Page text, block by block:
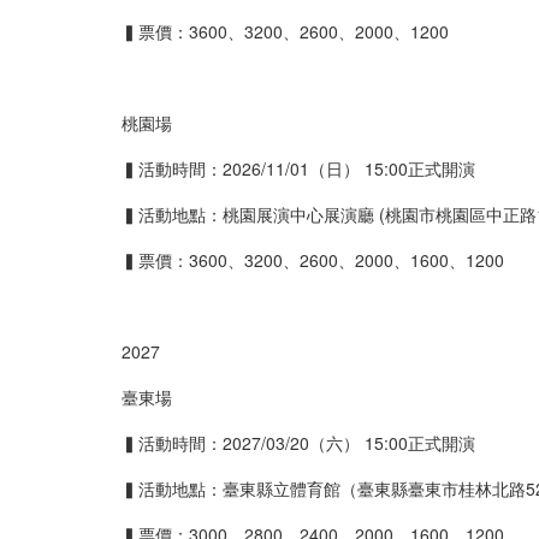
▍票價： 3600 3200 2600 2000 1200
桃園場
▍活動時間： 2026/11/01 （日） 15:00正式開演
▍活動地點：桃園展演中心展演廳 (桃園市桃園區中正路
▍票價： 3600 3200 2600 2000 1600 1200
2027
臺東場
▍活動時間： 2027/03/20 （六） 15:00正式開演
▍活動地點：臺東縣立體育館（臺東縣臺東市桂林北路
▍票價：3000、 2800 2400 2000 1600 1200